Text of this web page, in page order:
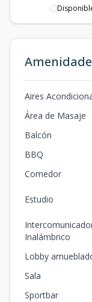
Aires
Área de Masaje
Balcón
BBQ
Comedor
Estudio
Inalámbrico
Lobby
Sala
Sportbar